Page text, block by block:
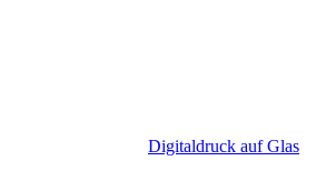
Digitaldruck auf Glas